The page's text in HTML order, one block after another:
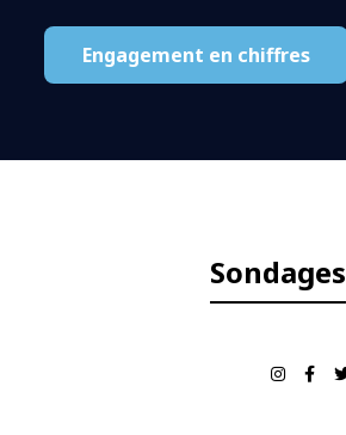
Engagement en chiffres
Sondages